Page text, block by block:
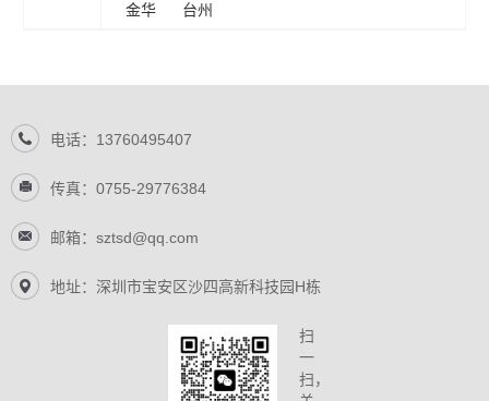
金华
台州
电话：13760495407
传真：0755-29776384
邮箱：sztsd@qq.com
地址：深圳市宝安区沙四高新科技园H栋
扫
一
扫，